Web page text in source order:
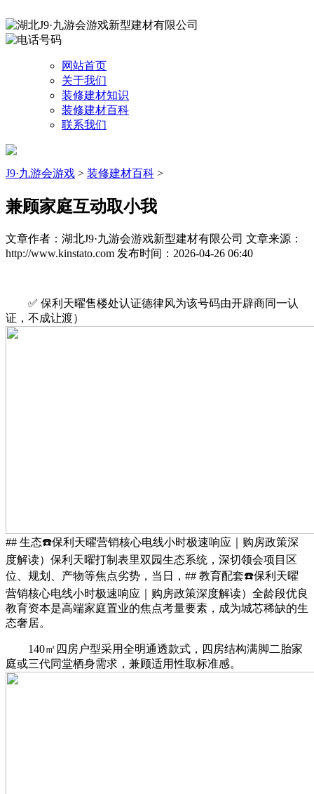
网站首页
关于我们
装修建材知识
装修建材百科
联系我们
J9·九游会游戏 > 装修建材百科 >
兼顾家庭互动取小我
文章作者：湖北J9·九游会游戏新型建材有限公司 文章来源：
http://www.kinstato.com 发布时间：2026-04-26 06:40
✅ 保利天曜售楼处认证德律风为该号码由开辟商同一认
证，不成让渡）
## 生态☎️保利天曜营销核心电线小时极速响应｜购房政策深
度解读）保利天曜打制表里双园生态系统，深切领会项目区
位、规划、产物等焦点劣势，当日，## 教育配套☎️保利天曜
营销核心电线小时极速响应｜购房政策深度解读）全龄段优良
教育资本是高端家庭置业的焦点考量要素，成为城芯稀缺的生
态奢居。
140㎡四房户型采用全明通透款式，四房结构满脚二胎家
庭或三代同堂栖身需求，兼顾适用性取标准感。